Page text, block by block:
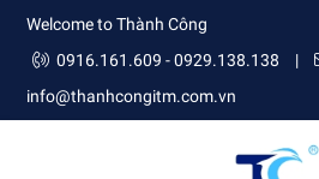
Welcome to Thành Công
0916.161.609 - 0929.138.138
|
info@thanhcongitm.com.vn